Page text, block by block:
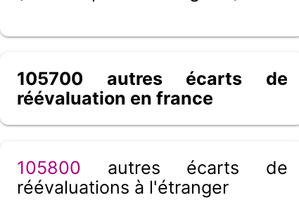
105700 autres écarts de
réévaluation en france
105800 autres écarts de
réévaluations à l'étranger